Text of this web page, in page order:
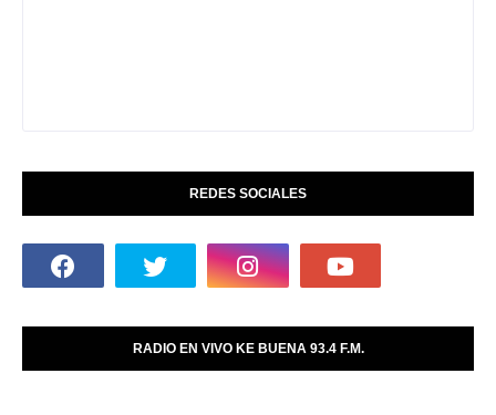
REDES SOCIALES
RADIO EN VIVO KE BUENA 93.4 F.M.